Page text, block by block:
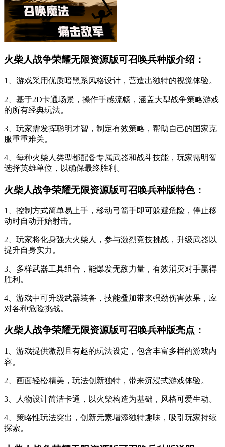
火柴人战争荣耀无限资源版可召唤兵种版介绍：
1、游戏采用优质暗黑系风格设计，营造出独特的视觉体验。
2、基于2D卡通场景，操作手感流畅，涵盖大型战争策略游戏
的所有经典玩法。
3、玩家需发挥聪明才智，制定有效策略，帮助自己的国家克
服重重难关。
4、每种火柴人类型都配备专属武器和战斗技能，玩家需明智
选择英雄单位，以确保最终胜利。
火柴人战争荣耀无限资源版可召唤兵种版特色：
1、控制方式简单易上手，移动弓箭手即可躲避危险，停止移
动时自动开始射击。
2、玩家将化身强大火柴人，参与激烈竞技挑战，升级武器以
提升自身实力。
3、多样武器工具组合，能爆发无敌力量，有效消灭对手赢得
胜利。
4、游戏中可升级武器装备，技能叠加带来强劲伤害效果，应
对各种危险挑战。
火柴人战争荣耀无限资源版可召唤兵种版亮点：
1、游戏提供激烈且有趣的玩法设定，包含丰富多样的游戏内
容。
2、画面轻松精美，玩法创新独特，带来沉浸式游戏体验。
3、人物设计简洁卡通，以火柴构造为基础，风格可爱生动。
4、策略性玩法突出，创新元素增添独特趣味，吸引玩家持续
探索。